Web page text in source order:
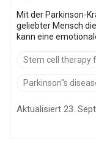
Mit der Parkinson-
geliebter Mensch
kann eine
zweithäufigste
wirksamen
Stem cell therapy
Parkinson"s
Aktualisiert 23.